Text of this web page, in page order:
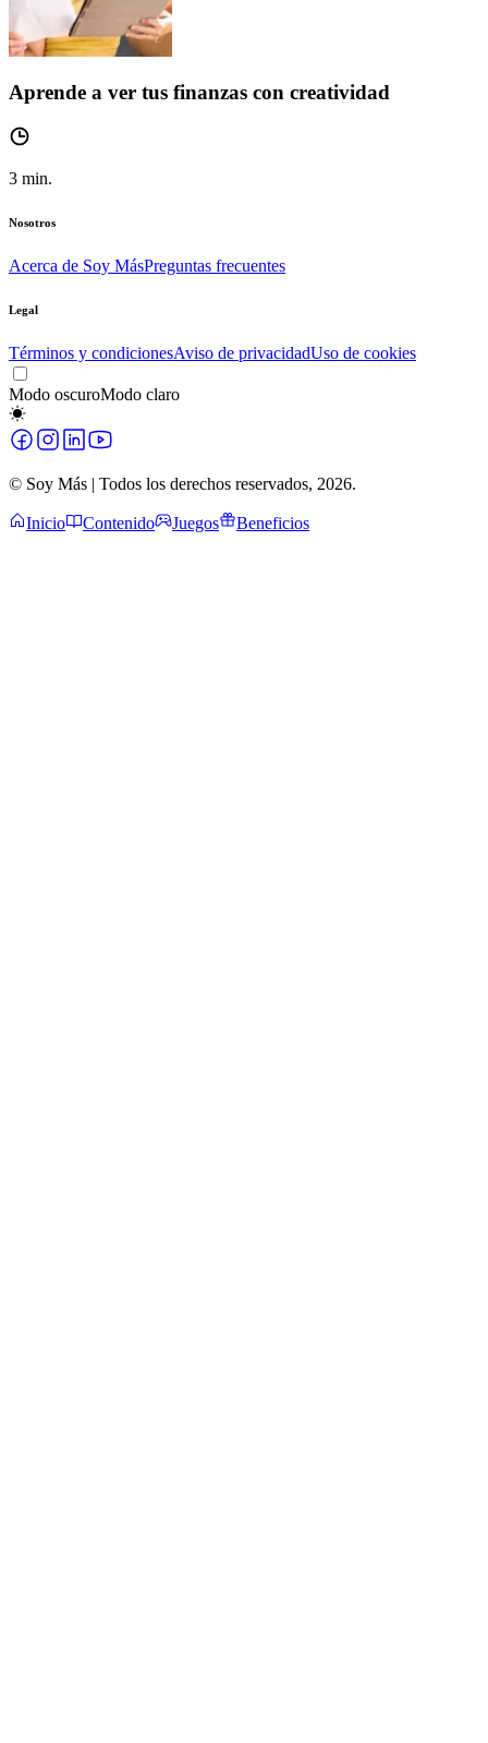
Aprende a ver tus finanzas con creatividad
3 min.
Nosotros
Acerca de Soy MásPreguntas frecuentes
Legal
Términos y condicionesAviso de privacidadUso de cookies
Modo oscuroModo claro
© Soy Más | Todos los derechos reservados, 2026.
Inicio Contenido Juegos Beneficios